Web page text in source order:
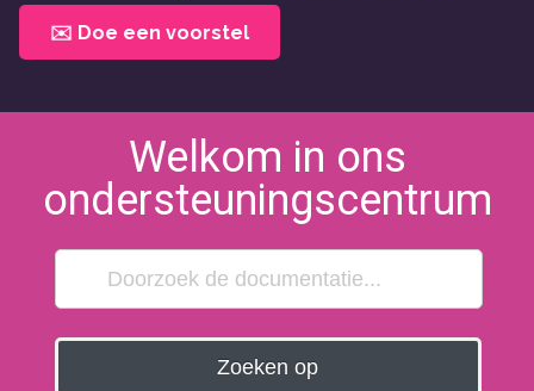
✉️ Doe een voorstel
Welkom in ons
ondersteuningscentrum
Zoeken op